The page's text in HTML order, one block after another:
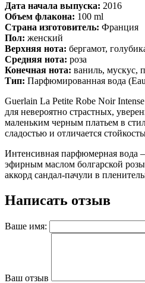
Дата начала выпуска: 2016
Объем флакона: 100 ml
Страна изготовитель: Франция
Пол: женский
Верхняя нота: бергамот,
Средняя нота: роза
Конечная нота: ваниль, мускус,
Тип: Парфюмированная вода
Guerlain La Petite Robe Noir
для невероятно страстных,
маленьким черным платьем в
сладостью и отличается
Интенсивная парфюмерная вода
эфирным маслом болгарской
аккорд сандал-пачули в
Написать отзыв
Ваше имя:
Ваш отзыв